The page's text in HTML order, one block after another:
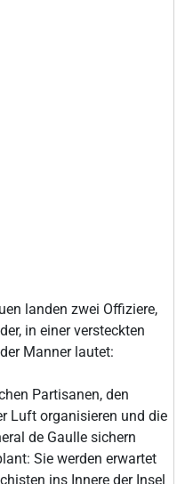
landen zwei Offiziere,
in einer versteckten
Manner lautet:
Partisanen, den
Luft organisieren und die
de Gaulle sichern
Sie werden erwartet
ins Innere der Insel